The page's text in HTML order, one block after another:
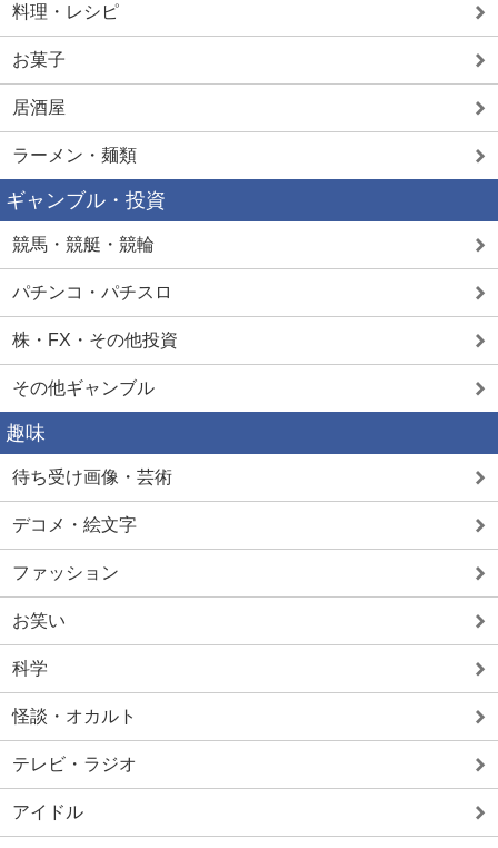
料理・レシピ
お菓子
居酒屋
ラーメン・麺類
ギャンブル・投資
競馬・競艇・競輪
パチンコ・パチスロ
株・FX・その他投資
その他ギャンブル
趣味
待ち受け画像・芸術
デコメ・絵文字
ファッション
お笑い
科学
怪談・オカルト
テレビ・ラジオ
アイドル